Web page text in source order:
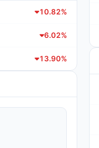
10.82%
6.02%
13.90%